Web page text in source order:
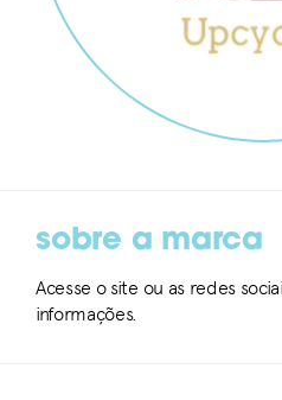
sobre a marca
Acesse o site ou as redes
informações.